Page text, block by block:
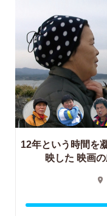
12年という時間を
映した 映画